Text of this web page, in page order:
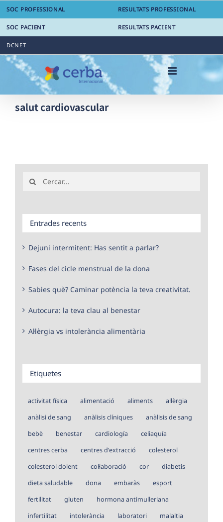
Skip
content
SOC PROFESSIONAL RESULTATS PROFESSIONAL
SOC PACIENT RESULTATS PACIENT
DCNET
salut cardiovascular
for:
Entrades recents
Dejuni intermitent: Has sentit a parlar?
Fases del cicle menstrual de la dona
Sabies què? Caminar potència la teva creativitat.
Autocura: la teva clau al benestar
Al·lèrgia vs intolerància alimentària
Etiquetes
activitat física alimentació aliments
al·lèrgia
anàlisi de sang
anàlisis clíniques
anàlisis de sang
bebè
benestar cardiología
celiaquía
centres cerba
centres d'extracció
colesterol
colesterol dolent
col·laboració cor
diabetis
dieta saludable
dona embaràs
esport
fertilitat
gluten
hormona antimulleriana
infertilitat
intolerància laboratori
malaltia